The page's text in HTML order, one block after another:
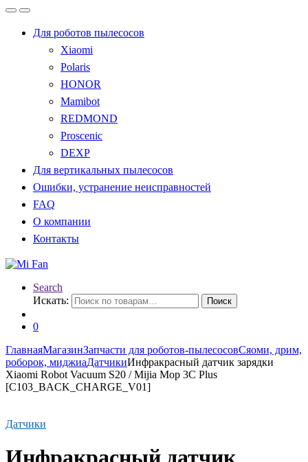
Для роботов пылесосов
Xiaomi
Polaris
HONOR
Mamibot
REDMOND
Proscenic
DEXP
Для вертикальных пылесосов
Ошибки, устранение неисправностей
FAQ
О компании
Контакты
Search
Искать:
Поиск
0
ГлавнаяМагазинЗапчасти для роботов-пылесосовСяоми, дрим,
роборок, миджиаДатчикиИнфракрасный датчик зарядки
Xiaomi Robot Vacuum S20 / Mijia Mop 3С Рlus
[C103_BACK_CHARGE_V01]
Датчики